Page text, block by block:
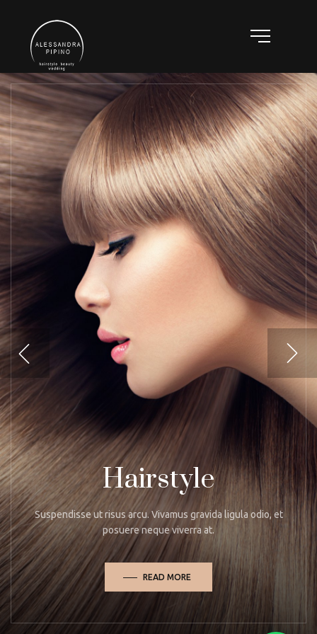
Hairstyle
Suspendisse ut risus arcu. Vivamus gravida ligula odio, et
posuere neque viverra at.
READ MORE